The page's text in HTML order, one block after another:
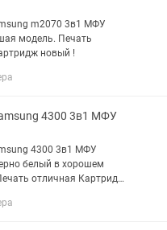
m2070 3в1 МФУ
модель. Печать
Картридж новый !
4300 3в1 МФУ
4300 3в1 МФУ
белый в хорошем